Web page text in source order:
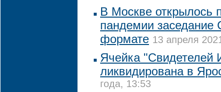
В Москве открылось
пандемии заседание
формате 13 апреля
Ячейка "Свидетелей
ликвидирована в
года, 13:53